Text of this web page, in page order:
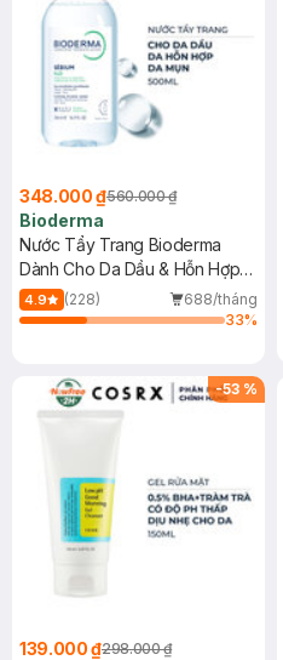
348.000 ₫560.000 ₫
Bioderma
Nước Tẩy Trang Bioderma
Dành Cho Da Dầu & Hỗn Hợp
500ml
4.9 (228)
688/tháng
33%
-53 %
139.000 ₫298.000 ₫